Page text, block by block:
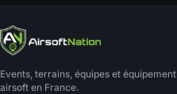
Events, terrains, équipes et équipement
airsoft en France.